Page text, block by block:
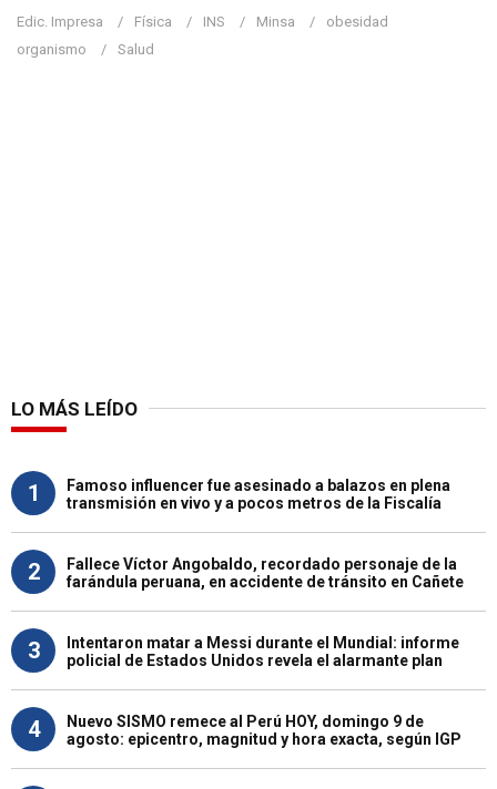
Edic. Impresa
Física INS Minsa
obesidad
organismo
Salud
LO MÁS LEÍDO
1
Famoso influencer fue asesinado a balazos en plena
transmisión en vivo y a pocos metros de la Fiscalía
2
Fallece Víctor Angobaldo, recordado personaje de la
farándula peruana, en accidente de tránsito en Cañete
3
Intentaron matar a Messi durante el Mundial: informe
policial de Estados Unidos revela el alarmante plan
4
Nuevo SISMO remece al Perú HOY, domingo 9 de
agosto: epicentro, magnitud y hora exacta, según IGP